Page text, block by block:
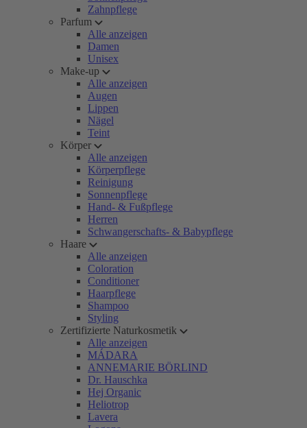
Zahnpflege
Parfum
Alle anzeigen
Damen
Unisex
Make-up
Alle anzeigen
Augen
Lippen
Nägel
Teint
Körper
Alle anzeigen
Körperpflege
Reinigung
Sonnenpflege
Hand- & Fußpflege
Herren
Schwangerschafts- & Babypflege
Haare
Alle anzeigen
Coloration
Conditioner
Haarpflege
Shampoo
Styling
Zertifizierte Naturkosmetik
Alle anzeigen
MÁDARA
ANNEMARIE BÖRLIND
Dr. Hauschka
Hej Organic
Heliotrop
Lavera